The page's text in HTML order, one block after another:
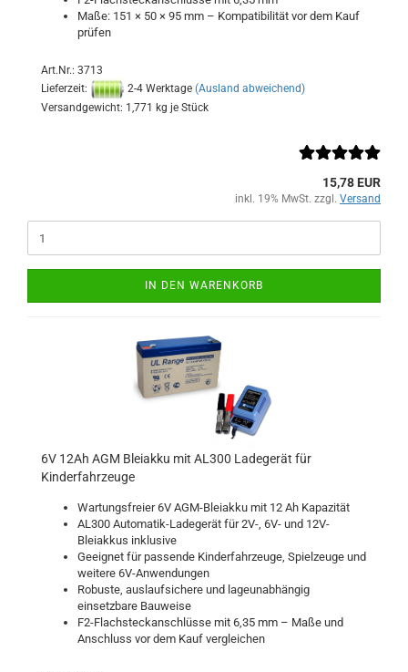
Maße: 151 × 50 × 95 mm – Kompatibilität vor dem Kauf
prüfen
Art.Nr.: 3713
Lieferzeit:
2-4 Werktage (Ausland abweichend)
Versandgewicht: 1,771 kg je Stück
15,78 EUR
inkl. 19% MwSt. zzgl. Versand
IN DEN WARENKORB
6V 12Ah AGM Bleiakku mit AL300 Ladegerät für
Kinderfahrzeuge
Wartungsfreier 6V AGM-Bleiakku mit 12 Ah Kapazität
AL300 Automatik-Ladegerät für 2V-, 6V- und 12V-
Bleiakkus inklusive
Geeignet für passende Kinderfahrzeuge, Spielzeuge und
weitere 6V-Anwendungen
Robuste, auslaufsichere und lageunabhängig
einsetzbare Bauweise
F2-Flachsteckanschlüsse mit 6,35 mm – Maße und
Anschluss vor dem Kauf vergleichen